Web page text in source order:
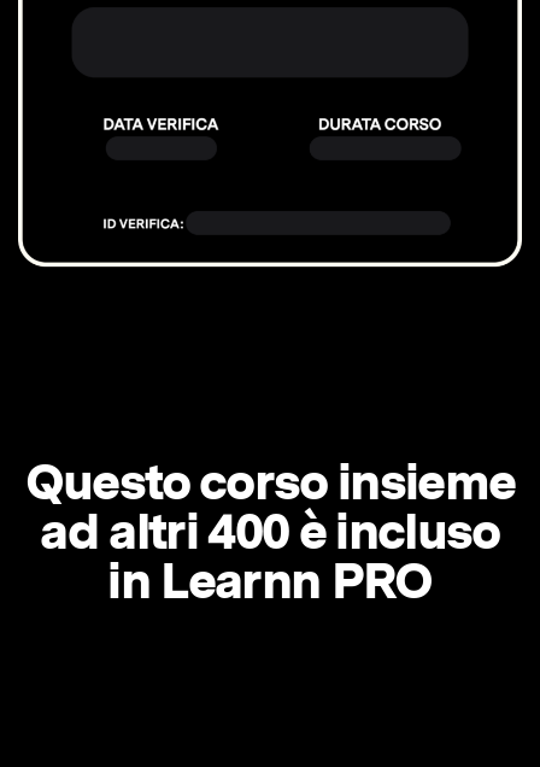
Questo corso insieme
ad altri 400 è incluso
in Learnn PRO